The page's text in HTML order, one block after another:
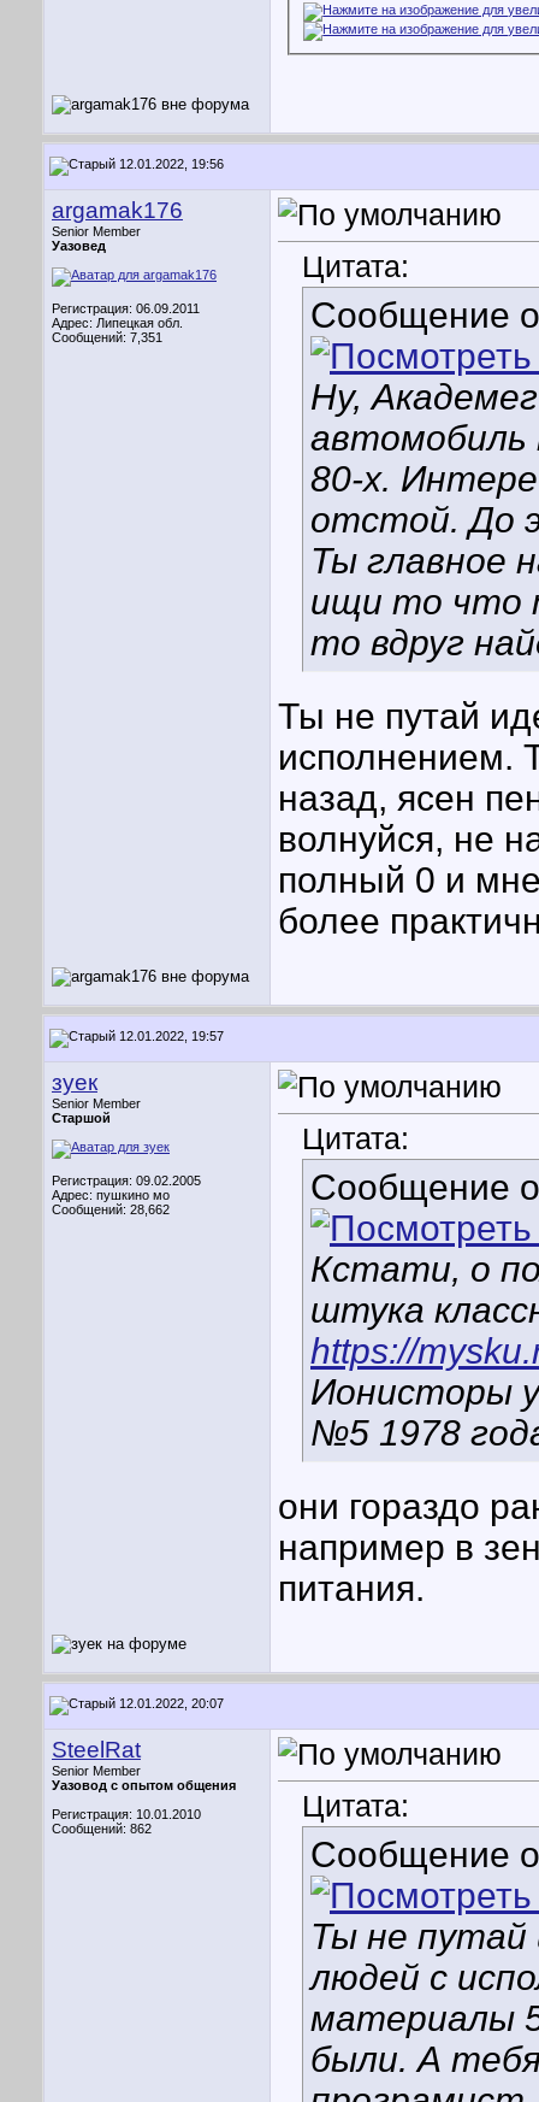
12.01.2022, 19:56
argamak176
Senior Member
Уазовед
Регистрация: 06.09.2011
Адрес: Липецкая обл.
Сообщений: 7,351
Цитата:
Сообщение
Ну,
автомобиль
80-х.
отстой. До
Ты главное
ищи то что
то вдруг
Ты не путай
исполнением.
назад, ясен
волнуйся, не
полный 0 и
более
12.01.2022, 19:57
зуек
Senior Member
Старшой
Регистрация: 09.02.2005
Адрес: пушкино мо
Сообщений: 28,662
Цитата:
Сообщение
Кстати, о
штука
https://
Ионисторы
№5 1978
они гораздо
например в
питания.
12.01.2022, 20:07
SteelRat
Senior Member
Уазовод с опытом общения
Регистрация: 10.01.2010
Сообщений: 862
Цитата:
Сообщение
Ты не путай
людей с
материалы
были. А